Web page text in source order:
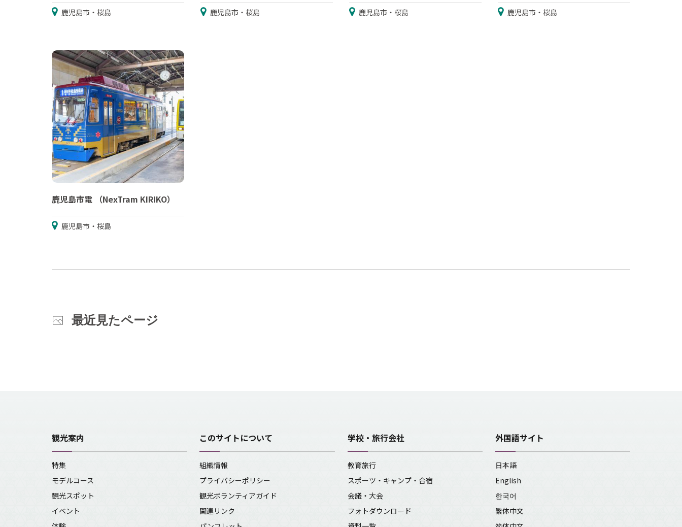
鹿児島市・桜島 鹿児島市・桜島 鹿児島市・桜島 鹿児島市・桜島
鹿児島市電 （NexTram KIRIKO）
鹿児島市・桜島
最近見たページ
観光案内
特集
モデルコース
観光スポット
イベント
このサイトについて
組織情報
プライバシーポリシー
観光ボランティアガイド
関連リンク
学校・旅行会社
教育旅行
スポーツ・キャンプ・合宿
会議・大会
フォトダウンロード
外国語サイト
日本語
English
한국어
繁体中文